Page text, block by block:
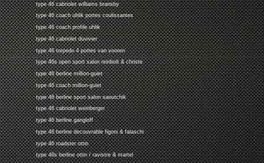
type 46 cabriolet williams bransby
type 46 coach uhlik portes coulissantes
type 46 coach profile uhlik
type 46 cabriolet duvivier
type 46 torpedo 4 portes van vooren
type 46s open sport salon reinbolt & christe
type 46 berline million-guiet
type 46 coach million-guiet
type 46 berline sport salon saoutchik
type 46 cabriolet weinberger
type 46 berline gangloff
type 46 berline decouvrable figoni & falaschi
type 46 roadster ottin
type 46s berline ottin / ravistre & martel